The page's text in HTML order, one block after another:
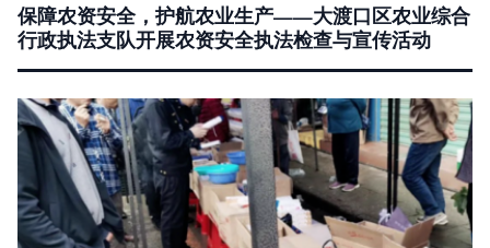
保障农资安全，护航农业生产——大渡口区农业综合
行政执法支队开展农资安全执法检查与宣传活动